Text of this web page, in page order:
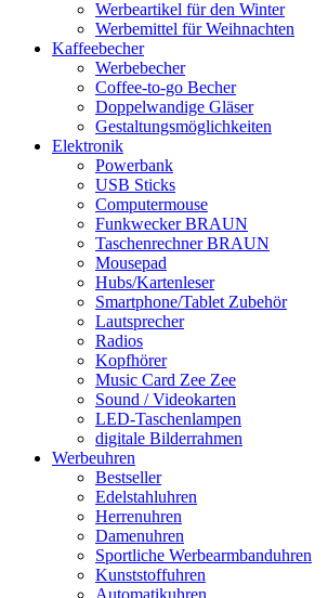
Werbeartikel für den Winter
Werbemittel für Weihnachten
Kaffeebecher
Werbebecher
Coffee-to-go Becher
Doppelwandige Gläser
Gestaltungsmöglichkeiten
Elektronik
Powerbank
USB Sticks
Computermouse
Funkwecker BRAUN
Taschenrechner BRAUN
Mousepad
Hubs/Kartenleser
Smartphone/Tablet Zubehör
Lautsprecher
Radios
Kopfhörer
Music Card Zee Zee
Sound / Videokarten
LED-Taschenlampen
digitale Bilderrahmen
Werbeuhren
Bestseller
Edelstahluhren
Herrenuhren
Damenuhren
Sportliche Werbearmbanduhren
Kunststoffuhren
Automatikuhren